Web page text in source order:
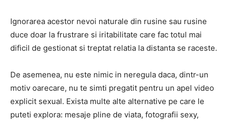
Ignorarea acestor nevoi naturale din rusine sau rusine
duce doar la frustrare si iritabilitate care fac totul mai
dificil de gestionat si treptat relatia la distanta se raceste.
De asemenea, nu este nimic in neregula daca, dintr-un
motiv oarecare, nu te simti pregatit pentru un apel video
explicit sexual. Exista multe alte alternative pe care le
puteti explora: mesaje pline de viata, fotografii sexy,